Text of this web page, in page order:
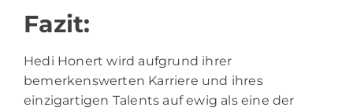
Fazit:
Hedi Honert wird aufgrund ihrer
bemerkenswerten Karriere und ihres
einzigartigen Talents auf ewig als eine der